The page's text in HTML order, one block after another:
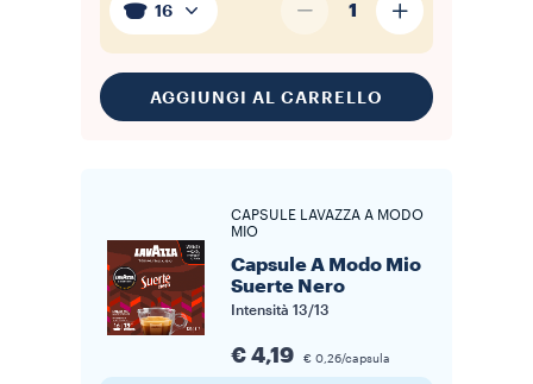
16 1
AGGIUNGI AL CARRELLO
CAPSULE LAVAZZA A MODO
MIO
Capsule A Modo Mio
Suerte Nero
Intensità 13/13
€ 4,19 € 0,26/capsula